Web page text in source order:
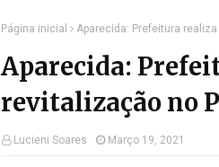
Página inicial Aparecida: Prefeitura
Aparecida:
revitalização no
Lucieni Soares Março 19, 2021